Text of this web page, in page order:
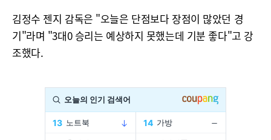
김정수 젠지 감독은 "오늘은 단점보다 장점이 많았던 경
기"라며 "3대0 승리는 예상하지 못했는데 기분 좋다"고 강
조했다.